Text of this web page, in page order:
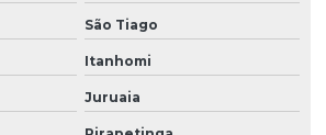
São Tiago
Itanhomi
Juruaia